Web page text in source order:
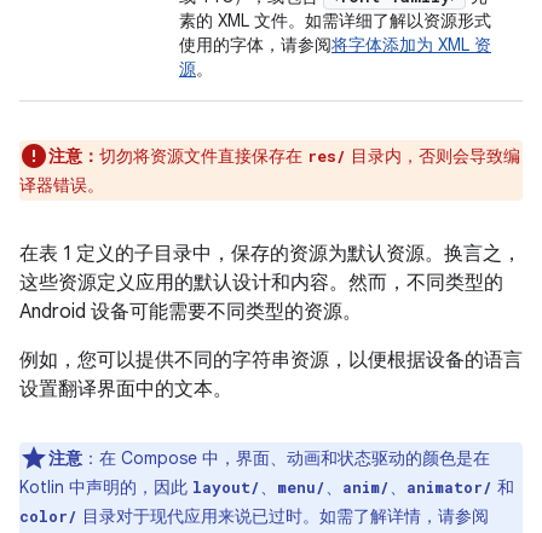
素的 XML 文件。如需详细了解以资源形式
使用的字体，请参阅将字体添加为 XML 资
源。
注意： 切勿将资源文件直接保存在 res/ 目录内，否则会导致编
译器错误。
在表 1 定义的子目录中，保存的资源为默认资源。换言之，
这些资源定义应用的默认设计和内容。然而，不同类型的
Android 设备可能需要不同类型的资源。
例如，您可以提供不同的字符串资源，以便根据设备的语言
设置翻译界面中的文本。
注意 ：在 Compose 中，界面、动画和状态驱动的颜色是在
Kotlin 中声明的，因此 layout/、 menu/、 anim/、 animator/ 和
color/ 目录对于现代应用来说已过时。如需了解详情，请参阅